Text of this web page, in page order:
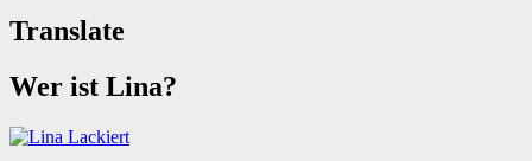
Translate
Wer ist Lina?